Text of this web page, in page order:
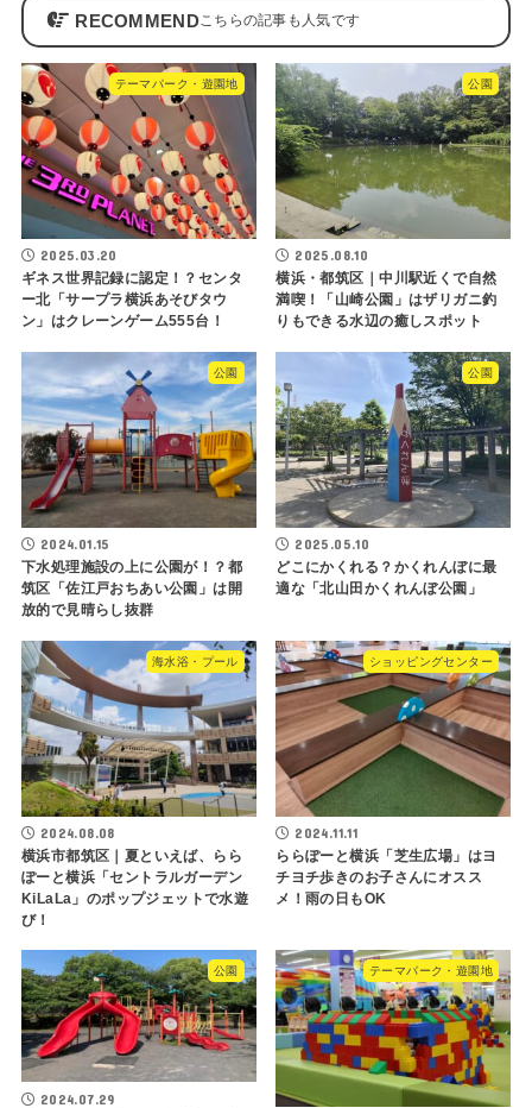
RECOMMEND
テーマパーク・遊園地
2025.03.20
ギネス世界記録に認定！？センタ
ー北「サープラ横浜あそびタウ
ン」はクレーンゲーム555台！
公園
2025.08.10
横浜・都筑区｜中川駅近くで自然
満喫！「山崎公園」はザリガニ釣
りもできる水辺の癒しスポット
公園
2024.01.15
下水処理施設の上に公園が！？都
筑区「佐江戸おちあい公園」は開
放的で見晴らし抜群
公園
2025.05.10
どこにかくれる？かくれんぼに最
適な「北山田かくれんぼ公園」
海水浴・プール
2024.08.08
横浜市都筑区｜夏といえば、らら
ぽーと横浜「セントラルガーデン
KiLaLa」のポップジェットで水遊
び！
ショッピングセンター
2024.11.11
ららぽーと横浜「芝生広場」はヨ
チヨチ歩きのお子さんにオスス
メ！雨の日もOK
公園
2024.07.29
テーマパーク・遊園地